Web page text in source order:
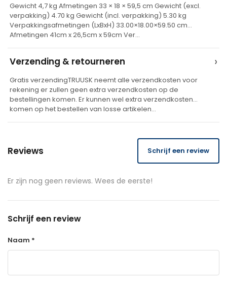
t
v
e
Gewicht 4,7 kg Afmetingen 33 × 18 × 59,5 cm Gewicht (excl.
verpakking) 4.70 kg Gewicht (incl. verpakking) 5.30 kg
Verpakkingsafmetingen (LxBxH) 33.00×18.00×59.50 cm
Afmetingen 41cm x 26,5cm x 59cm Ver…
Verzending & retourneren ›
Gratis verzendingTRUUSK neemt alle verzendkosten voor
rekening er zullen geen extra verzendkosten op de
bestellingen komen. Er kunnen wel extra verzendkosten
komen op het bestellen van losse artikelen…
Reviews Schrijf een review
Er zijn nog geen reviews. Wees de eerste!
Schrijf een review
Naam *